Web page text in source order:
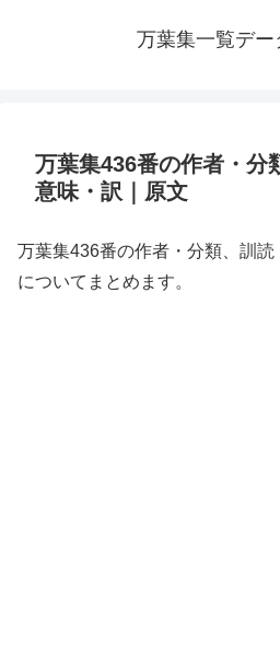
万葉集一覧デー
万葉集436番の作者・分
意味・訳｜原文
万葉集436番の作者・分類、訓
についてまとめます。